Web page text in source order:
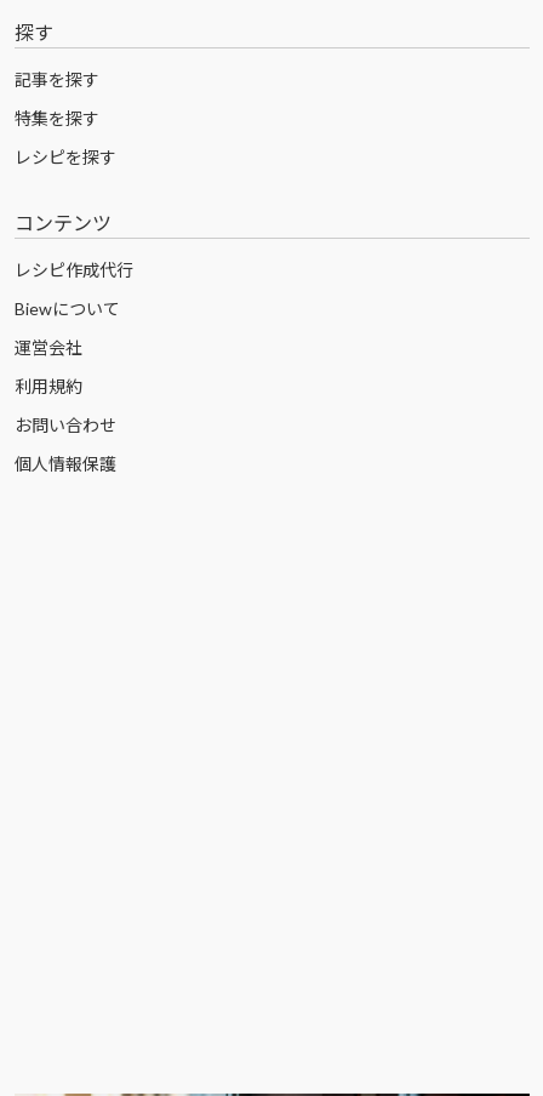
探す
記事を探す
特集を探す
レシピを探す
コンテンツ
レシピ作成代行
Biewについて
運営会社
利用規約
お問い合わせ
個人情報保護